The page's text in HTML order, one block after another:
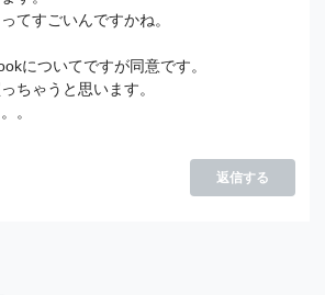
てすごいんですかね。
についてですが同意です。
ちゃうと思います。
。
返信する